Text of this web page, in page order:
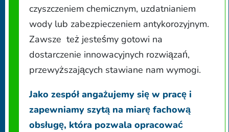
czyszczeniem chemicznym, uzdatnianiem
wody lub zabezpieczeniem antykorozyjnym.
Zawsze też jesteśmy gotowi na
dostarczenie innowacyjnych rozwiązań,
przewyższających stawiane nam wymogi.
Jako zespół angażujemy się w pracę i
zapewniamy szytą na miarę fachową
obsługę, która pozwala opracować